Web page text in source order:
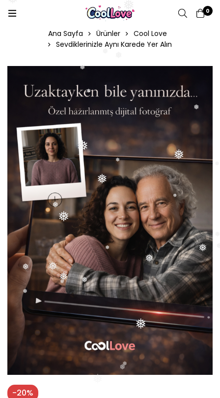
❅
❅
❅
❅
❅
❅
❅
❅
❅
❅
❅
❅
❅
❅
❅
❅
❅
❅
❅
❅
❅
❅
❅
❅ 0
Ana Sayfa Ürünler
Cool Love
Sevdiklerinizle Aynı Karede Yer Alın
-20%